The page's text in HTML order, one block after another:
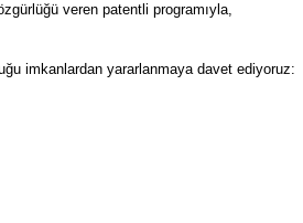
veren patentli programıyla,
imkanlardan yararlanmaya davet ediyoruz: